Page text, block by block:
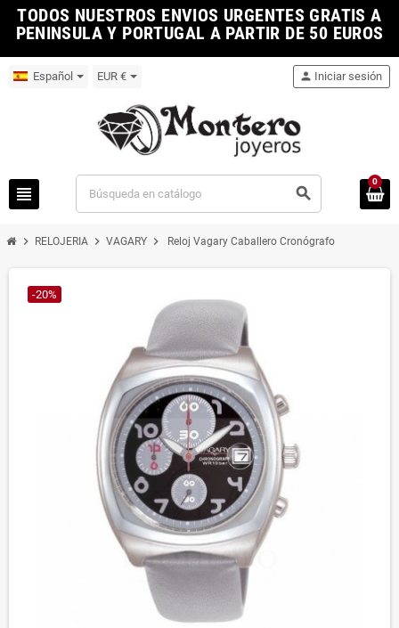
TODOS NUESTROS ENVIOS URGENTES GRATIS A
PENINSULA Y PORTUGAL A PARTIR DE 50 EUROS
Español EUR €
view_headline search
person Iniciar sesión
0
chevron_right RELOJERIA chevron_right VAGARY chevron_right Reloj Vagary Caballero Cronógrafo
-20%